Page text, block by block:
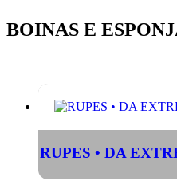
BOINAS E
RUPES • DA